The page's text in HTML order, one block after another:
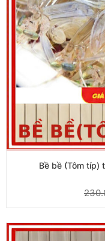
Bề bề (Tôm típ)